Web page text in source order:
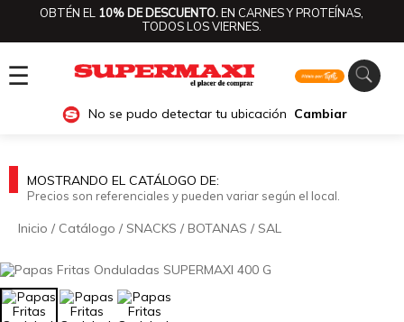
OBTÉN EL 10% DE DESCUENTO.EN CARNES Y PROTEÍNAS,
TODOS LOS VIERNES.
☰
No se pudo detectar tu ubicación Cambiar
MOSTRANDO EL CATÁLOGO DE:
Precios son referenciales y pueden variar según el local.
Inicio / Catálogo / SNACKS / BOTANAS / SAL